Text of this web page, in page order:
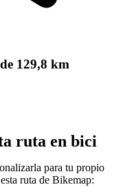
129,8 km
ruta en bici
para tu propio
ruta de Bikemap: